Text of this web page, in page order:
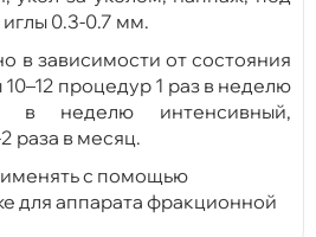
0.3-0.7 мм.
в зависимости от состояния
процедур 1 раз в неделю
в неделю интенсивный,
раза в месяц.
с помощью
для аппарата фракционной